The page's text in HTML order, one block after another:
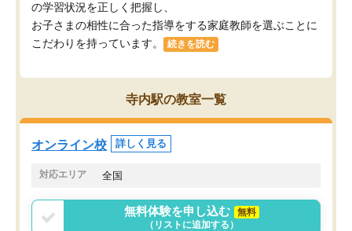
の学習状況を正しく把握し、
お子さまの相性に合った指導をする家庭教師を選ぶことに
こだわりを持っています。
続きを読む
寺内駅の教室一覧
オンライン校 詳しく見る
対応エリア 全国
無料体験を申し込む
無料
（リストに追加する）